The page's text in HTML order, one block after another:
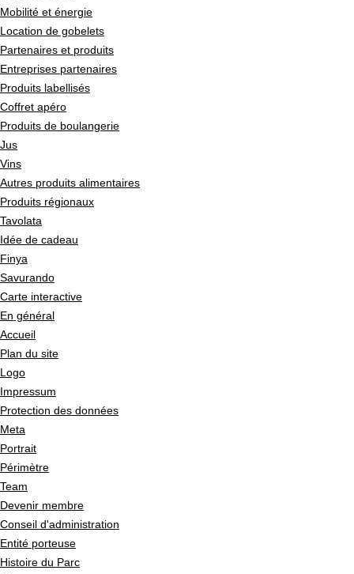
Mobilité et énergie
Location de gobelets
Partenaires et produits
Entreprises partenaires
Produits labellisés
Coffret apéro
Produits de boulangerie
Jus
Vins
Autres produits alimentaires
Produits régionaux
Tavolata
Idée de cadeau
Finya
Savurando
Carte interactive
En général
Accueil
Plan du site
Logo
Impressum
Protection des données
Meta
Portrait
Périmètre
Team
Devenir membre
Conseil d'administration
Entité porteuse
Histoire du Parc